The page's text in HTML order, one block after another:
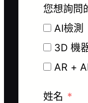
您想詢問
AI檢測
3D 機
AR +
姓名